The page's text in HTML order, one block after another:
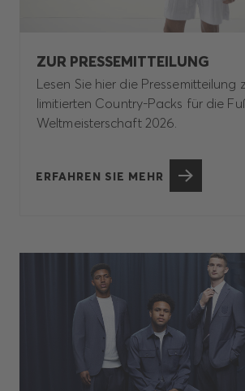
ZUR PRESSEMITTEILUNG
Lesen Sie hier die Pressemitteilung
limitierten Country-Packs für die
Weltmeisterschaft 2026.
ERFAHREN SIE MEHR